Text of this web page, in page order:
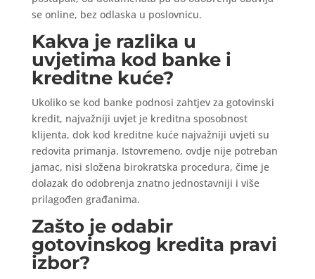
se online, bez odlaska u poslovnicu.
Kakva je razlika u
uvjetima kod banke i
kreditne kuće?
Ukoliko se kod banke podnosi zahtjev za gotovinski
kredit, najvažniji uvjet je kreditna sposobnost
klijenta, dok kod kreditne kuće najvažniji uvjeti su
redovita primanja. Istovremeno, ovdje nije potreban
jamac, nisi složena birokratska procedura, čime je
dolazak do odobrenja znatno jednostavniji i više
prilagođen građanima.
Zašto je odabir
gotovinskog kredita pravi
izbor?